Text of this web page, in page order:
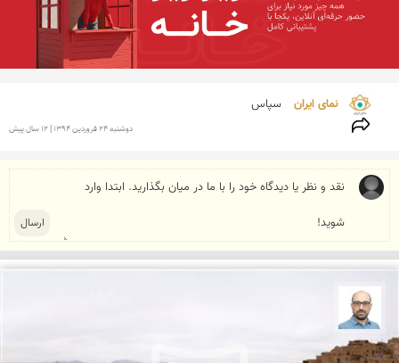
نمای ایران سپاس
دوشنبه 24 فروردين 1394 | 12 سال پیش